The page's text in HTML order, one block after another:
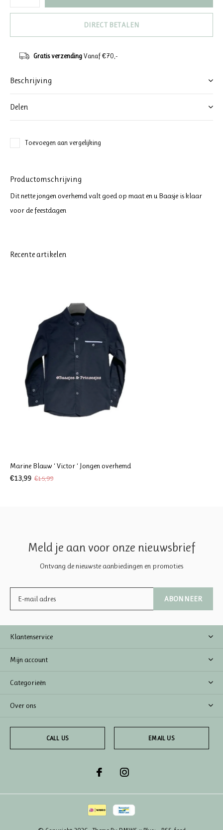
DIRECT BETALEN
Gratis verzendingVanaf €70,-
Beschrijving
Delen
Toevoegen aan vergelijking
Productomschrijving
Dit nette jongen overhemd valt goed op maat en u Baasje is klaar
voor de feestdagen
Recente artikelen
Marine Blauw ‘ Victor ‘ Jongen overhemd
€13,99 €15,99
Meld je aan voor onze nieuwsbrief
Ontvang de nieuwste aanbiedingen en promoties
ABONNEER
Klantenservice
Mijn account
Categorieën
Over ons
CALL US EMAIL US